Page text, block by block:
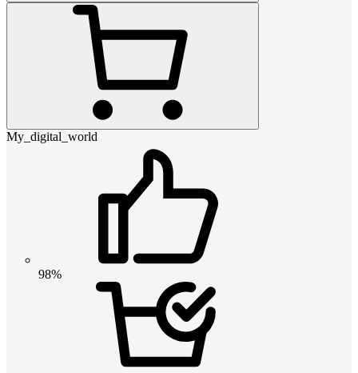
My_digital_world
98%